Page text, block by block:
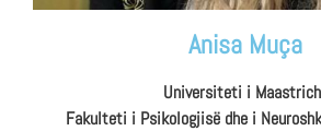
Anisa Muça
Universiteti i
Fakulteti i Psikologjisë dhe i